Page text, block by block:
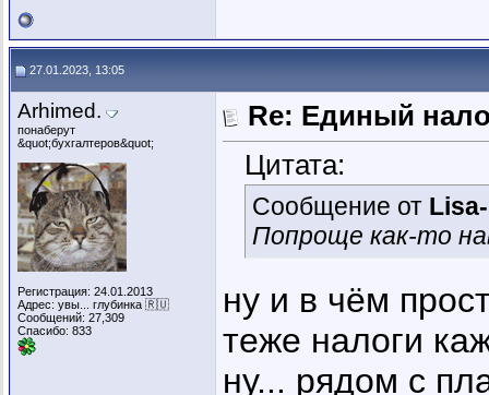
27.01.2023, 13:05
Arhimed.
понаберут
&quot;бухгалтеров&quot;
Регистрация: 24.01.2013
Адрес: увы... глубинка 🇷🇺
Сообщений: 27,309
Спасибо: 833
Re: Единый
Цитата:
Сообщение от
Попроще как-то
ну и в чём
теже налоги
ну... рядом с